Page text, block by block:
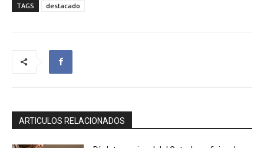
TAGS destacado
ARTICULOS RELACIONADOS